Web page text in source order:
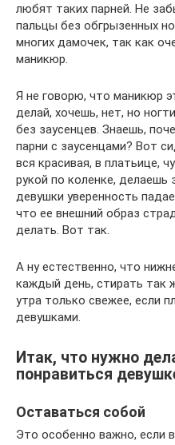
любят таких парней. Не
пальцы без обгрызенных
многих дамочек, так как
маникюр.
Я не говорю, что маникюр
делай, хочешь, нет, но
без заусенцев. Знаешь,
парни с заусенцами? Вот
вся красивая, в платьице,
рукой по коленке, делаешь
девушки уверенность
что ее внешний образ
делать. Вот так.
А ну естественно, что
каждый день, стирать так
утра только свежее, если
девушками.
Итак, что нужно
понравиться
Оставаться собой
Это особенно важно, если